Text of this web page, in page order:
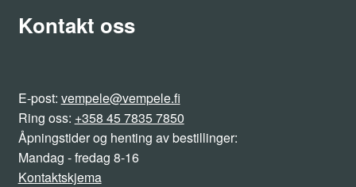
Kontakt oss
E-post: vempele@vempele.fi
Ring oss: +358 45 7835 7850
Åpningstider og henting av bestillinger:
Mandag - fredag 8-16
Kontaktskjema